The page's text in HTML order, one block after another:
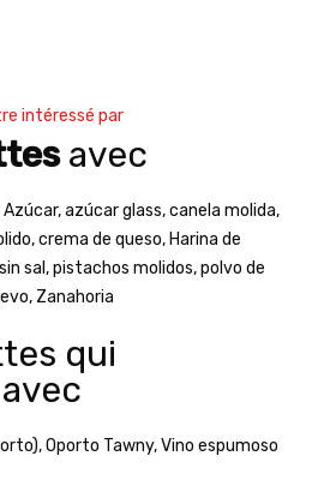
intéressé par
avec
Azúcar,azúcar glass,canela molida,
,crema de queso, Harina de
sal ,pistachos molidos,polvo de
, Zanahoria
qui
,Oporto Tawny,Vino espumoso